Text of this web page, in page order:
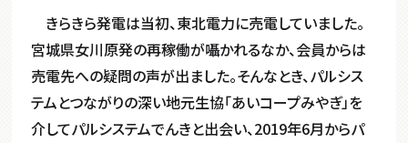
きらきら発電は当初、東北電力に売電していました。
宮城県女川原発の再稼働が囁かれるなか、会員からは
売電先への疑問の声が出ました。そんなとき、パルシス
テムとつながりの深い地元生協「あいコープみやぎ」を
介してパルシステムでんきと出会い、2019年6月からパ